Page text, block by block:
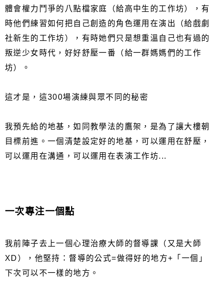
體會權力鬥爭的八點檔家庭（給高中生的工作坊），有
時他們練習如何把自己創造的角色運用在演出（給戲劇
社新生的工作坊），有時她們只是想重溫自己也有過的
叛逆少女時代，好好舒壓一番（給一群媽媽們的工作
坊）。
這才是，這300場演練與眾不同的秘密
我預先給的地基，如同教學法的鷹架，是為了讓大樓朝
目標前進。一個清楚設定好的地基，可以運用在舒壓，
可以運用在溝通，可以運用在表演工作坊...
一次專注一個點
我前陣子去上一個心理治療大師的督導課（又是大師
XD），他堅持：督導的公式=做得好的地方+「一個」
下次可以不一樣的地方。